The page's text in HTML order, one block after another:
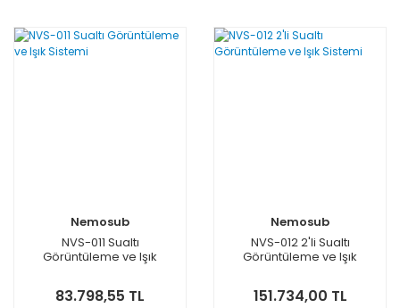
Nemosub
NVS-011 Sualtı
Görüntüleme ve Işık
83.798,55 TL
Nemosub
NVS-012 2'li Sualtı
Görüntüleme ve Işık
151.734,00 TL